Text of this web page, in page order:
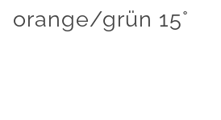
orange/grün 15°